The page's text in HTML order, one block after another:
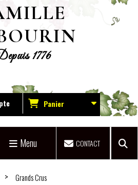
1776
Panier
Menu CONTACT
Grands Crus